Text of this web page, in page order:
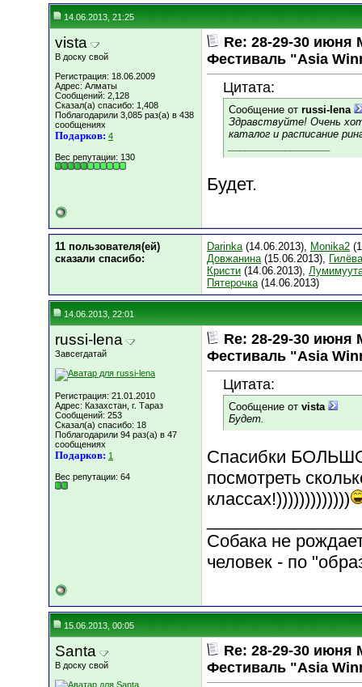
14.06.2013, 21:25
vista
В доску свой
Регистрация: 18.06.2009
Адрес: Алматы
Сообщений: 2,128
Сказал(а) спасибо: 1,408
Поблагодарили 3,085 раз(а) в 438
сообщениях
Подарков: 4
Вес репутации: 130
Re: 28-29-30 июня
Фестиваль "Asia
Цитата:
Сообщение от russi-lena
Здравствуйте! Очень
каталог и расписание
Будет.
11 пользователя(ей)
сказали cпасибо:
Darinka(14.06.2013), Monika2
Довжанина(15.06.2013),
Кристи (14.06.2013),
Пятерочка(14.06.2013)
14.06.2013, 22:01
russi-lena
Завсегдатай
Регистрация: 21.01.2010
Адрес: Казахстан, г. Тараз
Сообщений: 253
Сказал(а) спасибо: 18
Поблагодарили 94 раз(а) в 47
сообщениях
Подарков: 1
Вес репутации: 64
Re: 28-29-30 июня
Фестиваль "Asia
Цитата:
Сообщение от vista
Будет.
Спасибки
посмотреть
классах!)))))))))))))
Собака не
человек - по
15.06.2013, 00:05
Santa
В доску свой
Re: 28-29-30 июня
Фестиваль "Asia